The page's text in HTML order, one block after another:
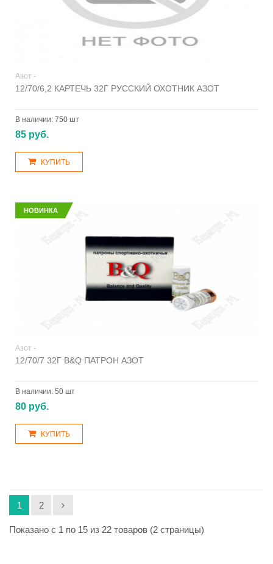
Азот -
12/70/6,2 КАРТЕЧЬ 32Г РУССКИЙ ОХОТНИК АЗОТ
В наличии: 750 шт
85 руб.
КУПИТЬ
НОВИНКА
Азот -
12/70/7 32Г B&Q ПАТРОН АЗОТ
В наличии: 50 шт
80 руб.
КУПИТЬ
1 2
Показано с 1 по 15 из 22 товаров (2 страницы)